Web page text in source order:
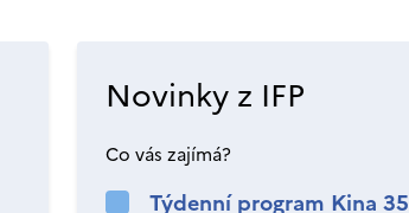
Novinky z IFP
Co vás zajímá?
Týdenní program Kina 35